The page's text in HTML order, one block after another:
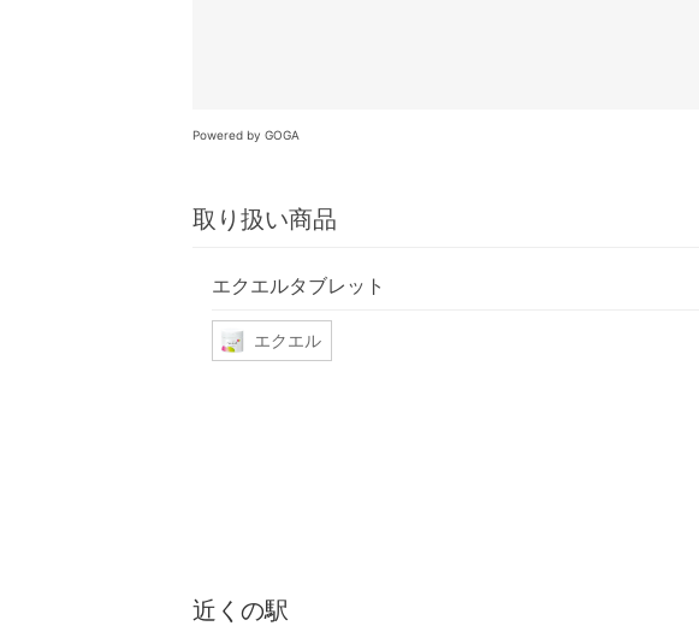
Powered by GOGA
取り扱い商品
エクエルタブレット
エクエル
近くの駅